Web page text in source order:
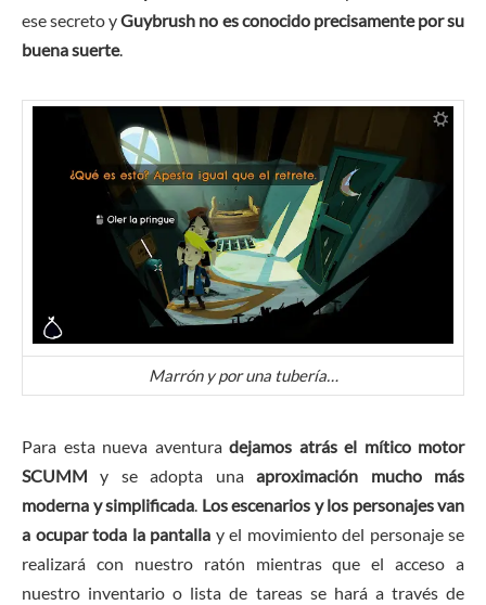
ese secreto yGuybrush no es conocido precisamente por su
buena suerte.
Marrón y por una tubería…
Para esta nueva aventura dejamos atrás el mítico motor
SCUMMy se adopta unaaproximación mucho más
moderna y simplificada. Los escenarios y los personajes van
a ocupar toda la pantalla y el movimiento del personaje se
realizará con nuestro ratón mientras que el acceso a
nuestro inventario o lista de tareas se hará a través de